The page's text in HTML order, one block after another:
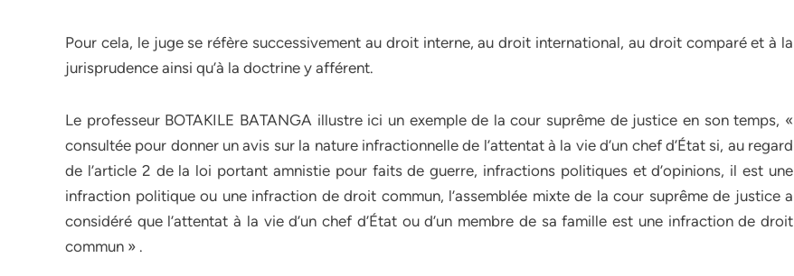
Pour cela, le juge se réfère successivement au droit interne, au droit international, au droit comparé et à la
jurisprudence ainsi qu’à la doctrine y afférent.
Le professeur BOTAKILE BATANGA illustre ici un exemple de la cour suprême de justice en son temps, «
consultée pour donner un avis sur la nature infractionnelle de l’attentat à la vie d’un chef d’État si, au regard
de l’article 2 de la loi portant amnistie pour faits de guerre, infractions politiques et d’opinions, il est une
infraction politique ou une infraction de droit commun, l’assemblée mixte de la cour suprême de justice a
considéré que l’attentat à la vie d’un chef d’État ou d’un membre de sa famille est une infraction de droit
commun » .